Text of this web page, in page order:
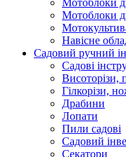
Мотоблоки
Мотоблоки
Навісне
Садовий ручний
Cадові
Висоторізи,
Гілкорізи,
Драбини
Лопати
Пили садові
Садовий
Секатори